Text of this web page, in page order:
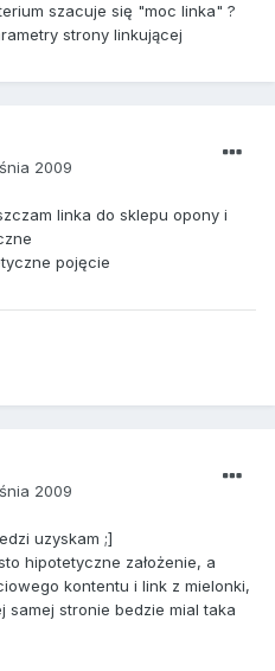
szacuje się "moc linka" ?
strony linkującej
2009
linka do sklepu opony i
pojęcie
2009
uzyskam ;]
hipotetyczne założenie, a
kontentu i link z mielonki,
samej stronie bedzie mial taka